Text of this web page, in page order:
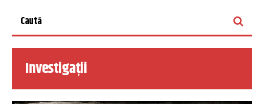
Investigații